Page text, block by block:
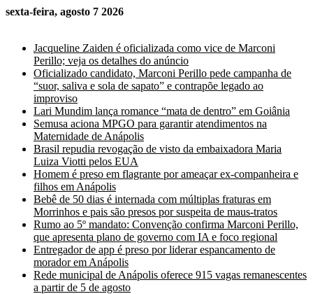
sexta-feira, agosto 7 2026
Jacqueline Zaiden é oficializada como vice de Marconi
Perillo; veja os detalhes do anúncio
Oficializado candidato, Marconi Perillo pede campanha de
“suor, saliva e sola de sapato” e contrapõe legado ao
improviso
Lari Mundim lança romance “mata de dentro” em Goiânia
Semusa aciona MPGO para garantir atendimentos na
Maternidade de Anápolis
Brasil repudia revogação de visto da embaixadora Maria
Luiza Viotti pelos EUA
Homem é preso em flagrante por ameaçar ex-companheira e
filhos em Anápolis
Bebê de 50 dias é internada com múltiplas fraturas em
Morrinhos e pais são presos por suspeita de maus-tratos
Rumo ao 5º mandato: Convenção confirma Marconi Perillo,
que apresenta plano de governo com IA e foco regional
Entregador de app é preso por liderar espancamento de
morador em Anápolis
Rede municipal de Anápolis oferece 915 vagas remanescentes
a partir de 5 de agosto